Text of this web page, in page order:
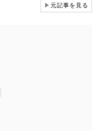
▶元記事を見る